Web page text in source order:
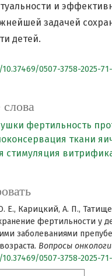
фертильность
ткани
стимуляция
Е., Карицкий, А. П.,
фертильности у
заболеваниями
Вопросы
0507-3758-2025-
и
задачей
детей.
0507-3758-2025-